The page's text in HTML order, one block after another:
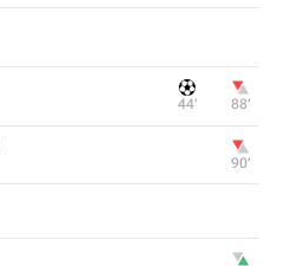
44‎’‎ 88‎’‎
90‎’‎